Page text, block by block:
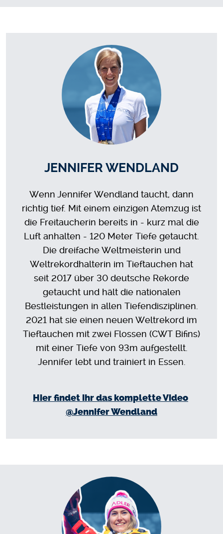
JENNIFER WENDLAND
Wenn Jennifer Wendland taucht, dann
richtig tief. Mit einem einzigen Atemzug ist
die Freitaucherin bereits in - kurz mal die
Luft anhalten - 120 Meter Tiefe getaucht.
Die dreifache Weltmeisterin und
Weltrekordhalterin im Tieftauchen hat
seit 2017 über 30 deutsche Rekorde
getaucht und hält die nationalen
Bestleistungen in allen Tiefendisziplinen.
2021 hat sie einen neuen Weltrekord im
Tieftauchen mit zwei Flossen (CWT Bifins)
mit einer Tiefe von 93m aufgestellt.
Jennifer lebt und trainiert in Essen.
Hier findet ihr das komplette Video
@Jennifer Wendland